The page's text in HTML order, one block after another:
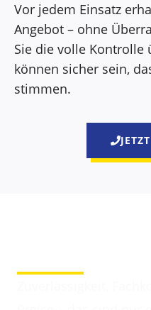
Vor jedem Einsatz
Angebot – ohne
Sie die volle Kontrolle
können sicher sein,
stimmen.